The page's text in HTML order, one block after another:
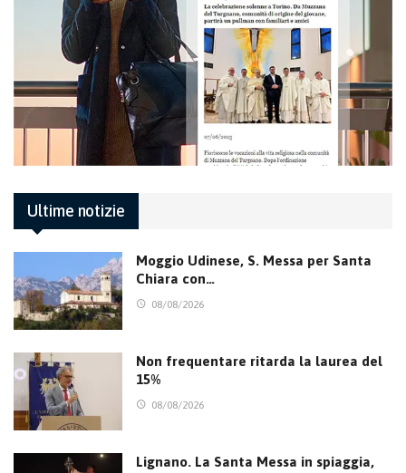
Ultime notizie
Moggio Udinese, S. Messa per Santa
Chiara con…
08/08/2026
Non frequentare ritarda la laurea del
15%
08/08/2026
Lignano. La Santa Messa in spiaggia,